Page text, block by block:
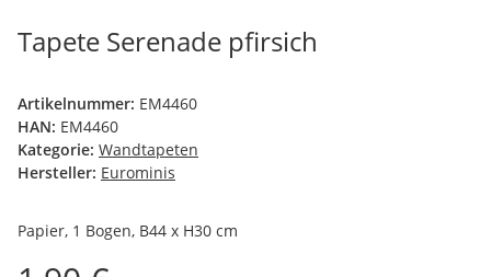
Tapete Serenade pfirsich
Artikelnummer: EM4460
HAN: EM4460
Kategorie: Wandtapeten
Hersteller: Eurominis
Papier, 1 Bogen, B44 x H30 cm